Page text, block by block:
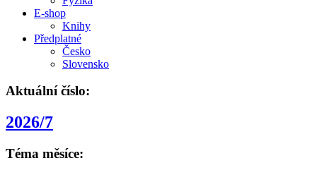
E-shop
Knihy
Předplatné
Česko
Slovensko
Aktuální číslo:
2026/7
Téma měsíce: